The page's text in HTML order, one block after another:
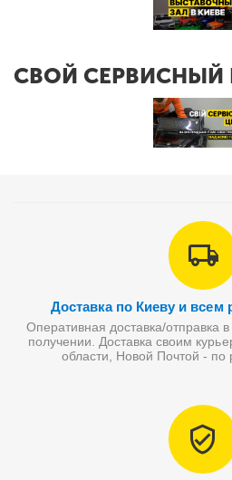
СВОЙ СЕРВИСНЫЙ
Доставка по Киеву и всем
Оперативная доставка/отправка
получении. Доставка своим
области, Новой Почтой - по